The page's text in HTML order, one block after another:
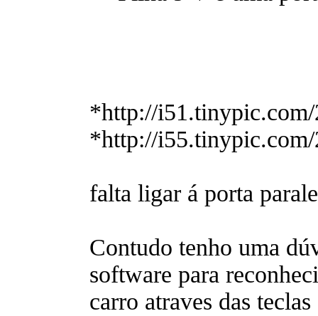
*http://i51.tinypic.com/
*http://
falta ligar á porta
Contudo tenho uma
software para
carro atraves das teclas